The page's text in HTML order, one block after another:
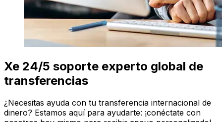
Xe 24/5 soporte experto global de
transferencias
¿Necesitas ayuda con tu transferencia internacional de
dinero? Estamos aquí para ayudarte: ¡conéctate con